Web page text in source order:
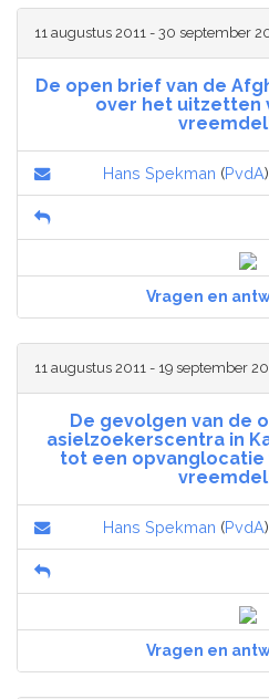
11 augustus 2011 - 30 september
De open brief van de
over het uitzetten
Hans Spekman (PvdA)
Vragen en
11 augustus 2011 - 19 september
De gevolgen van de
asielzoekerscentra in
tot een opvanglocatie
Hans Spekman (PvdA)
Vragen en